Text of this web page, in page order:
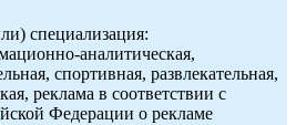
специализация:
аналитическая,
спортивная, развлекательная,
реклама в соответствии с
Федерации о рекламе